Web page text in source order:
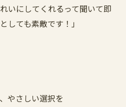
いにしてくれるって聞いて即
しても素敵です！」
やさしい選択を